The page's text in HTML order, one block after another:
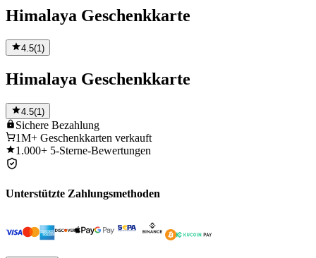
Himalaya Geschenkkarte
4.5(1 )
Himalaya Geschenkkarte
4.5(1)
Sichere Bezahlung
1M+ Geschenkkarten verkauft
1.000+ 5-Sterne-Bewertungen
Unterstützte Zahlungsmethoden